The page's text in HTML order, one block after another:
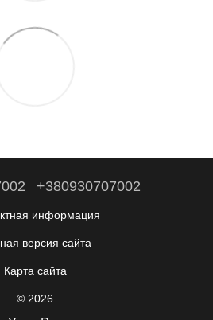
+380930707002
информация
версия сайта
Карта сайта
© 2026